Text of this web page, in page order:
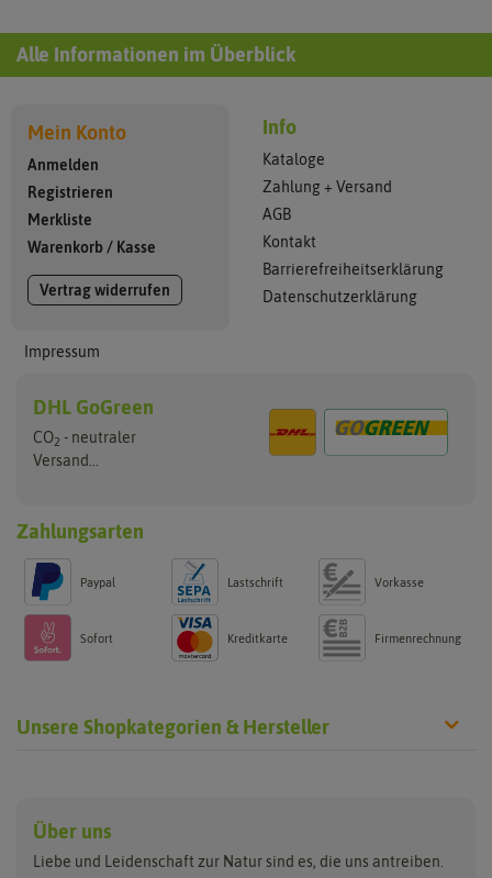
Alle Informationen im Überblick
Mein Konto
Anmelden
Registrieren
Merkliste
Warenkorb / Kasse
Vertrag widerrufen
Impressum
Info
Kataloge
Zahlung + Versand
AGB
Kontakt
Barrierefreiheitserklärung
Datenschutzerklärung
DHL GoGreen
CO2 - neutraler
Versand...
Zahlungsarten
Paypal Lastschrift Vorkasse
Sofort Kreditkarte Firmenrechnung
Unsere Shopkategorien & Hersteller
Anzuchtschalen
Beleuchtung
Keimsprossen
Benary
Über uns
Liebe und Leidenschaft zur Natur sind es, die uns antreiben.